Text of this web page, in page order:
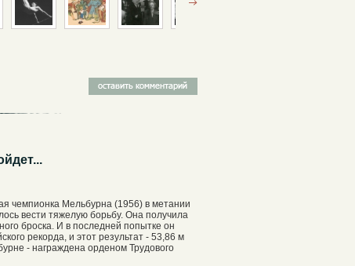
чемпионка Мельбурна (1956) в метании
вести тяжелую борьбу. Она получила
броска. И в последней попытке он
рекорда, и этот результат - 53,86 м
- награждена орденом Трудового